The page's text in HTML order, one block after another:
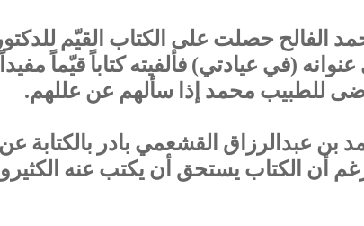
الفالح حصلت على الكتاب القيّم
(في عيادتي) فألفيته ‏كتاباً قيّماً مفيداً
للطبيب محمد إذا سألهم عن عللهم.
بن عبدالرزاق القشعمي بادر بالكتابة
رغم أن الكتاب يستحق أن يكتب ‏عنه